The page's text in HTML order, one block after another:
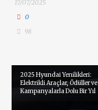
17/07/2025
0
98
2025 Hyundai Yenilikleri:
Elektrikli Araçlar, Ödüller ve
Kampanyalarla Dolu Bir Yıl